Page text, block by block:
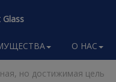
O НАС
но достижимая цель